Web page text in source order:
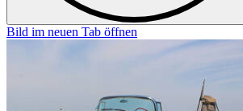
Bild im neuen Tab öffnen